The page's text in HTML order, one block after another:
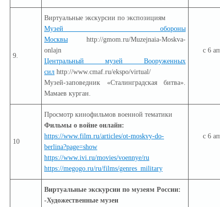
9.
Виртуальные экскурсии по экспозициям
Музей обороны
Москвы http://gmom.ru/Muzejnaia-Moskva-
onlajn
Центральный музей Вооруженных
сил http://www.cmaf.ru/ekspo/virtual/
Музей-заповедник «Сталинградская битва».
Мамаев курган.
с 6
10
Просмотр кинофильмов военной тематики
Фильмы о войне онлайн:
https://www.film.ru/articles/ot-moskvy-do-
berlina?page=show
https://www.ivi.ru/movies/voennye/ru
https://megogo.ru/ru/films/genres_military
с 6
Виртуальные экскурсии по музеям России:
-Художественные музеи